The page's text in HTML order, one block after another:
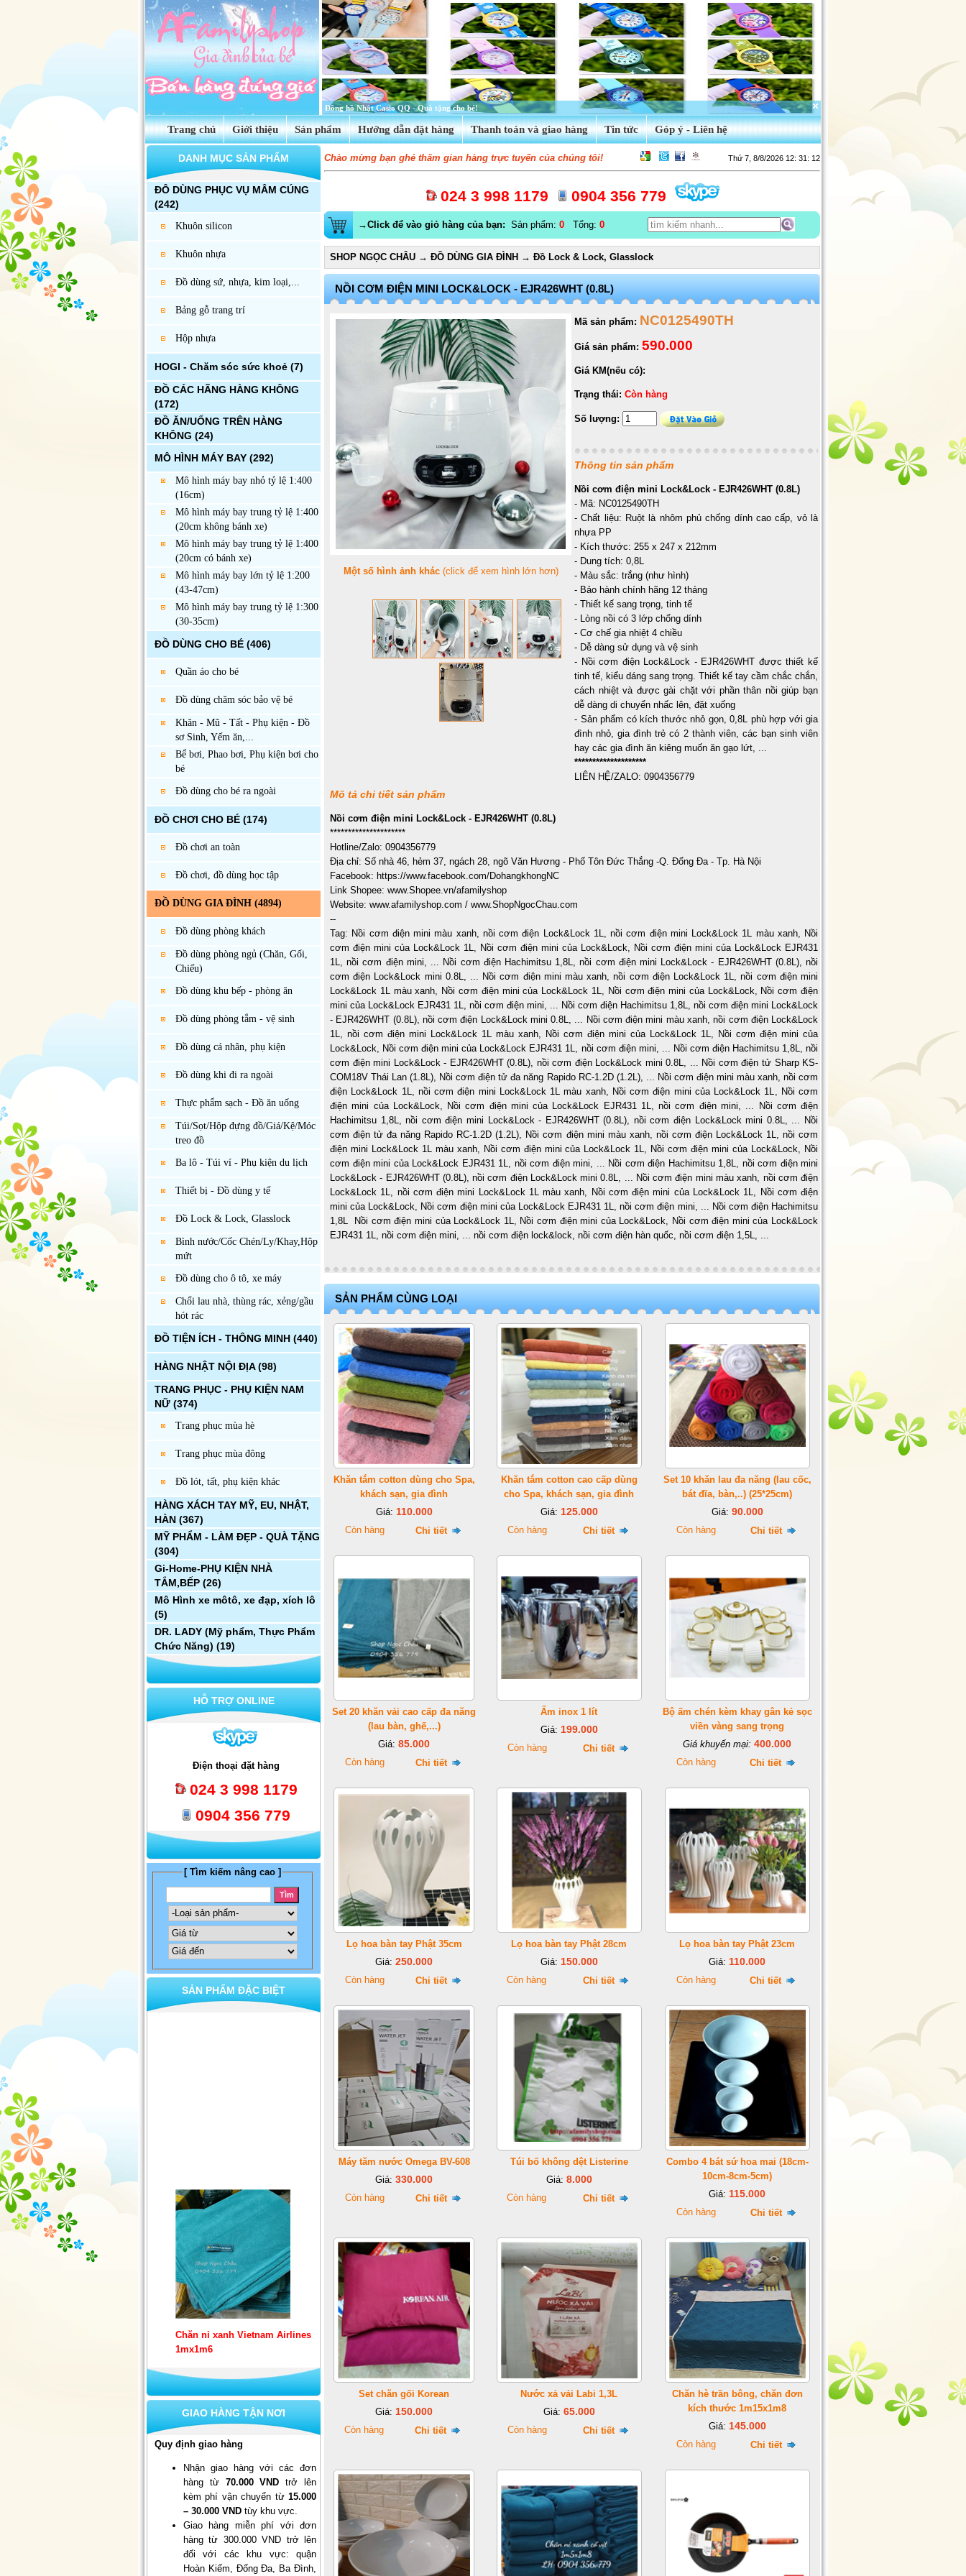
Tinh dầu hoa anh thảo Evening Primrose Oil
Trang chủ Giới thiệu Sản phẩm Hướng dẫn đặt hàng Thanh toán và giao hàng Tin tức Góp ý - Liên hệ
DANH MỤC SẢN PHẨM
ĐÔ DÙNG PHỤC VỤ MÂM CÚNG
(242)
Khuôn silicon
Khuôn nhựa
Đồ dùng sứ, nhựa, kim loại,...
Bảng gỗ trang trí
Hộp nhựa
HOGI - Chăm sóc sức khoẻ (7)
ĐỒ CÁC HÃNG HÀNG KHÔNG
(172)
ĐỒ ĂN/UỐNG TRÊN HÀNG
KHÔNG (24)
MÔ HÌNH MÁY BAY (292)
Mô hình máy bay nhỏ tỷ lệ 1:400
(16cm)
Mô hình máy bay trung tỷ lệ 1:400
(20cm không bánh xe)
Mô hình máy bay trung tỷ lệ 1:400
(20cm có bánh xe)
Mô hình máy bay lớn tỷ lệ 1:200
(43-47cm)
Mô hình máy bay trung tỷ lệ 1:300
(30-35cm)
ĐỒ DÙNG CHO BÉ (406)
Quần áo cho bé
Đồ dùng chăm sóc bảo vệ bé
Khăn - Mũ - Tất - Phụ kiện - Đồ
sơ Sinh, Yếm ăn,...
Bể bơi, Phao bơi, Phụ kiện bơi cho
bé
Đồ dùng cho bé ra ngoài
ĐỒ CHƠI CHO BÉ (174)
Đồ chơi an toàn
Đồ chơi, đồ dùng học tập
ĐỒ DÙNG GIA ĐÌNH (4894)
Đồ dùng phòng khách
Đồ dùng phòng ngủ (Chăn, Gối,
Chiếu)
Đồ dùng khu bếp - phòng ăn
Đồ dùng phòng tắm - vệ sinh
Đồ dùng cá nhân, phụ kiện
Đồ dùng khi đi ra ngoài
Thực phẩm sạch - Đồ ăn uống
Túi/Sọt/Hộp đựng đồ/Giá/Kệ/Móc
treo đồ
Ba lô - Túi ví - Phụ kiện du lịch
Thiết bị - Đồ dùng y tế
Đồ Lock & Lock, Glasslock
Bình nước/Cốc Chén/Ly/Khay,Hộp
mứt
Đồ dùng cho ô tô, xe máy
Chổi lau nhà, thùng rác, xẻng/gầu
hót rác
ĐỒ TIỆN ÍCH - THÔNG MINH (440)
HÀNG NHẬT NỘI ĐỊA(98)
TRANG PHỤC - PHỤ KIỆN NAM
NỮ (374)
Trang phục mùa hè
Trang phục mùa đông
Đồ lót, tất, phụ kiện khác
HÀNG XÁCH TAY MỸ, EU, NHẬT,
HÀN (367)
MỸ PHẨM - LÀM ĐẸP - QUÀ TẶNG
(304)
Gi-Home-PHỤ KIỆN NHÀ
TẮM,BẾP (26)
Mô Hình xe môtô, xe đạp, xích lô
(5)
DR. LADY (Mỹ phẩm, Thực Phẩm
Chức Năng) (19)
HỖ TRỢ ONLINE
Điện thoại đặt hàng
024 3 998 1179
0904 356 779
[ Tìm kiếm nâng cao ]
SẢN PHẨM ĐẶC BIỆT
Chăn nỉ xanh Vietnam Airlines
Set 10 khẩu trang quốc phòng 4
lớp kháng khuẩn
GIAO HÀNG TẬN NƠI
Quy định giao hàng
Nhận giao hàng với các đơn
hàng từ 70.000 VND trở lên
kèm phí vận chuyển từ 15.000
– 30.000 VND tùy khu vực.
Giao hàng miễn phí với đơn
hàng từ 300.000 VND trở lên
đối với các khu vực: quận
Hoàn Kiếm, Đống Đa, Ba Đình,
Chào mừng bạn ghé thăm gian hàng trực tuyến của chúng tôi! Thứ 7, 8/8/2026 12: 31: 14
024 3 998 1179 0904 356 779
→Click để vào giỏ hàng của bạn: Sản phẩm: 0 Tổng: 0
SHOP NGỌC CHÂU → ĐỒ DÙNG GIA ĐÌNH → Đồ Lock & Lock, Glasslock
NỒI CƠM ĐIỆN MINI LOCK&LOCK - EJR426WHT (0.8L)
Một số hình ảnh khác(click để xem hình lớn hơn)
Mã sản phẩm: NC0125490TH
Giá sản phẩm: 590.000
Giá KM(nếu có):
Trạng thái: Còn hàng
Số lượng:
Thông tin sản phẩm
Nồi cơm điện mini Lock&Lock - EJR426WHT (0.8L)
- Mã: NC0125490TH
- Chất liệu: Ruột là nhôm phủ chống dính cao cấp, vỏ là
nhựa PP
- Kích thước: 255 x 247 x 212mm
- Dung tích: 0,8L
- Màu sắc: trắng (như hình)
- Bảo hành chính hãng 12 tháng
- Thiết kế sang trọng, tinh tế
- Lòng nồi có 3 lớp chống dính
- Cơ chế gia nhiệt 4 chiều
- Dễ dàng sử dụng và vệ sinh
- Nồi cơm điện Lock&Lock - EJR426WHT được thiết kế
tinh tế, kiểu dáng sang trọng. Thiết kế tay cầm chắc chắn,
cách nhiệt và được gài chặt với phần thân nồi giúp bạn
dễ dàng di chuyển nhấc lên, đặt xuống
- Sản phẩm có kích thước nhỏ gọn, 0,8L phù hợp với gia
đình nhỏ, gia đình trẻ có 2 thành viên, các bạn sinh viên
hay các gia đình ăn kiêng muốn ăn gạo lứt, ...
********************
LIÊN HỆ/ZALO: 0904356779
Mô tả chi tiết sản phẩm
Nồi cơm điện mini Lock&Lock - EJR426WHT (0.8L)
*********************
Hotline/Zalo: 0904356779
Địa chỉ: Số nhà 46, hẻm 37, ngách 28, ngõ Văn Hương - Phố Tôn Đức Thắng -Q. Đống Đa - Tp. Hà Nội
Facebook: https://www.facebook.com/DohangkhongNC
Link Shopee: www.Shopee.vn/afamilyshop
Website: www.afamilyshop.com / www.ShopNgocChau.com
--
Tag: Nồi cơm điện mini màu xanh, nồi cơm điện Lock&Lock 1L, nồi cơm điện mini Lock&Lock 1L màu xanh, Nồi
cơm điện mini của Lock&Lock 1L, Nồi cơm điện mini của Lock&Lock, Nồi cơm điện mini của Lock&Lock EJR431
1L,nồi cơm điện mini, ... Nồi cơm điện Hachimitsu 1,8L,nồi cơm điện mini Lock&Lock - EJR426WHT (0.8L),nồi
cơm điện Lock&Lock mini 0.8L, ... Nồi cơm điện mini màu xanh,nồi cơm điện Lock&Lock 1L,nồi cơm điện mini
Lock&Lock 1L màu xanh, Nồi cơm điện mini của Lock&Lock 1L, Nồi cơm điện mini của Lock&Lock, Nồi cơm điện
mini của Lock&Lock EJR431 1L, nồi cơm điện mini, ... Nồi cơm điện Hachimitsu 1,8L, nồi cơm điện mini Lock&Lock
- EJR426WHT (0.8L), nồi cơm điện Lock&Lock mini 0.8L, ... Nồi cơm điện mini màu xanh,nồi cơm điện Lock&Lock
1L, nồi cơm điện mini Lock&Lock 1L màu xanh, Nồi cơm điện mini của Lock&Lock 1L, Nồi cơm điện mini của
Lock&Lock, Nồi cơm điện mini của Lock&Lock EJR431 1L, nồi cơm điện mini, ... Nồi cơm điện Hachimitsu 1,8L,nồi
cơm điện mini Lock&Lock - EJR426WHT (0.8L), nồi cơm điện Lock&Lock mini 0.8L, ... Nồi cơm điện tử Sharp KS-
COM18V Thái Lan (1.8L), Nồi cơm điện tử đa năng Rapido RC-1.2D (1.2L), ... Nồi cơm điện mini màu xanh,nồi cơm
điện Lock&Lock 1L, nồi cơm điện mini Lock&Lock 1L màu xanh, Nồi cơm điện mini của Lock&Lock 1L, Nồi cơm
điện mini của Lock&Lock, Nồi cơm điện mini của Lock&Lock EJR431 1L,nồi cơm điện mini, ...
Nồi cơm điện
Hachimitsu 1,8L,nồi cơm điện mini Lock&Lock - EJR426WHT (0.8L), nồi cơm điện Lock&Lock mini 0.8L, ... Nồi
cơm điện tử đa năng Rapido RC-1.2D (1.2L), Nồi cơm điện mini màu xanh, nồi cơm điện Lock&Lock 1L, nồi cơm
điện mini Lock&Lock 1L màu xanh, Nồi cơm điện mini của Lock&Lock 1L, Nồi cơm điện mini của Lock&Lock, Nồi
cơm điện mini của Lock&Lock EJR431 1L, nồi cơm điện mini, ... Nồi cơm điện Hachimitsu 1,8L, nồi cơm điện mini
Lock&Lock - EJR426WHT (0.8L),nồi cơm điện Lock&Lock mini 0.8L, ... Nồi cơm điện mini màu xanh, nồi cơm điện
Lock&Lock 1L, nồi cơm điện mini Lock&Lock 1L màu xanh, Nồi cơm điện mini của Lock&Lock 1L, Nồi cơm điện
mini của Lock&Lock, Nồi cơm điện mini của Lock&Lock EJR431 1L,nồi cơm điện mini, ... Nồi cơm điện Hachimitsu
1,8L
Nồi cơm điện mini của Lock&Lock 1L, Nồi cơm điện mini của Lock&Lock, Nồi cơm điện mini của Lock&Lock
EJR431 1L, nồi cơm điện mini, ... nồi cơm điện lock&lock, nồi cơm điện hàn quốc, nồi cơm điện 1,5L, ...
SẢN PHẨM CÙNG LOẠI
Khăn tắm cotton dùng cho Spa,
khách sạn, gia đình
Giá: 110.000
Còn hàng Chi tiết
Khăn tắm cotton cao cấp dùng
cho Spa, khách sạn, gia đình
Giá: 125.000
Còn hàng Chi tiết
Set 10 khăn lau đa năng (lau cốc,
bát đĩa, bàn,..) (25*25cm)
Giá: 90.000
Còn hàng Chi tiết
Set 20 khăn vải cao cấp đa năng
(lau bàn, ghế,...)
Giá: 85.000
Còn hàng Chi tiết
Ấm inox 1 lít
Giá: 199.000
Còn hàng Chi tiết
Bộ ấm chén kèm khay gân kẻ sọc
viền vàng sang trọng
Giá khuyến mại: 400.000
Còn hàng Chi tiết
Lọ hoa bàn tay Phật 35cm
Giá: 250.000
Còn hàng Chi tiết
Lọ hoa bàn tay Phật 28cm
Giá: 150.000
Còn hàng Chi tiết
Lọ hoa bàn tay Phật 23cm
Giá: 110.000
Còn hàng Chi tiết
Máy tăm nước Omega BV-608
Giá: 330.000
Còn hàng Chi tiết
Túi bố không dệt Listerine
Giá: 8.000
Còn hàng Chi tiết
Combo 4 bát sứ hoa mai (18cm-
10cm-8cm-5cm)
Giá: 115.000
Còn hàng Chi tiết
Set chăn gối Korean
Giá: 150.000
Còn hàng Chi tiết
Nước xả vải Labi 1,3L
Giá: 65.000
Còn hàng Chi tiết
Chăn hè trần bông, chăn đơn
kích thước 1m15x1m8
Giá: 145.000
Còn hàng Chi tiết